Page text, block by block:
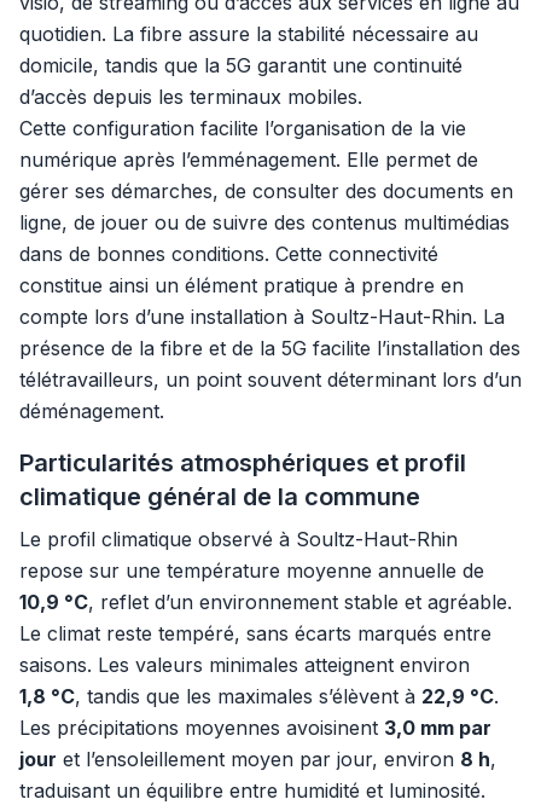
quotidien. La fibre assure la stabilité nécessaire au
domicile, tandis que la 5G garantit une continuité
d’accès depuis les terminaux mobiles.
Cette configuration facilite l’organisation de la vie
numérique après l’emménagement. Elle permet de
gérer ses démarches, de consulter des documents en
ligne, de jouer ou de suivre des contenus multimédias
dans de bonnes conditions. Cette connectivité
constitue ainsi un élément pratique à prendre en
compte lors d’une installation à Soultz-Haut-Rhin. La
présence de la fibre et de la 5G facilite l’installation des
télétravailleurs, un point souvent déterminant lors d’un
déménagement.
Particularités atmosphériques et profil
climatique général de la commune
Le profil climatique observé à Soultz-Haut-Rhin
repose sur une température moyenne annuelle de
10,9 °C, reflet d’un environnement stable et agréable.
Le climat reste tempéré, sans écarts marqués entre
saisons. Les valeurs minimales atteignent environ
1,8 °C, tandis que les maximales s’élèvent à 22,9 °C.
Les précipitations moyennes avoisinent 3,0 mm par
jour et l’ensoleillement moyen par jour, environ 8 h,
traduisant un équilibre entre humidité et luminosité.